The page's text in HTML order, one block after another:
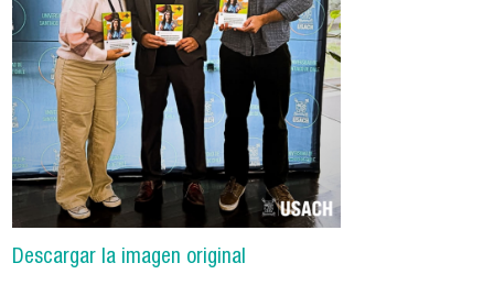
Descargar la imagen original